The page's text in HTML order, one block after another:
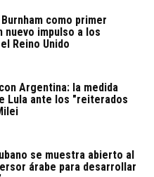
como primer
nuevo impulso a los
Reino Unido
Argentina: la medida
Lula ante los "reiterados
se muestra abierto al
árabe para desarrollar